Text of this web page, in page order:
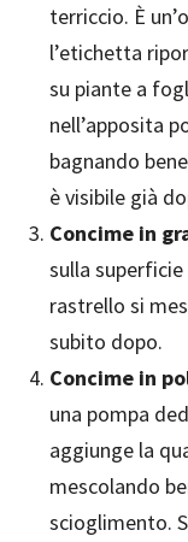
terriccio. È
l’etichetta
su piante a
nell’apposita
bagnando
è visibile già
Concime in
sulla
rastrello si
subito dopo.
Concime in
una pompa
aggiunge la
mescolando
scioglimento.